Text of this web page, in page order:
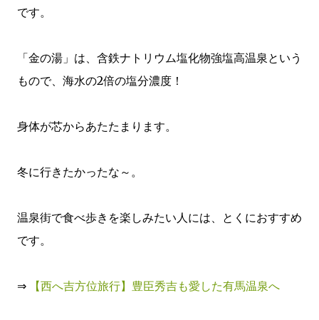
です。
「金の湯」は、含鉄ナトリウム塩化物強塩高温泉という
もので、海水の2倍の塩分濃度！
身体が芯からあたたまります。
冬に行きたかったな～。
温泉街で食べ歩きを楽しみたい人には、とくにおすすめ
です。
⇒ 【西へ吉方位旅行】豊臣秀吉も愛した有馬温泉へ